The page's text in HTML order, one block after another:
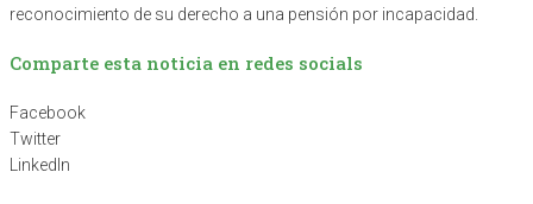
reconocimiento de su derecho a una pensión por incapacidad.
Comparte esta noticia en redes socials
Facebook
Twitter
LinkedIn